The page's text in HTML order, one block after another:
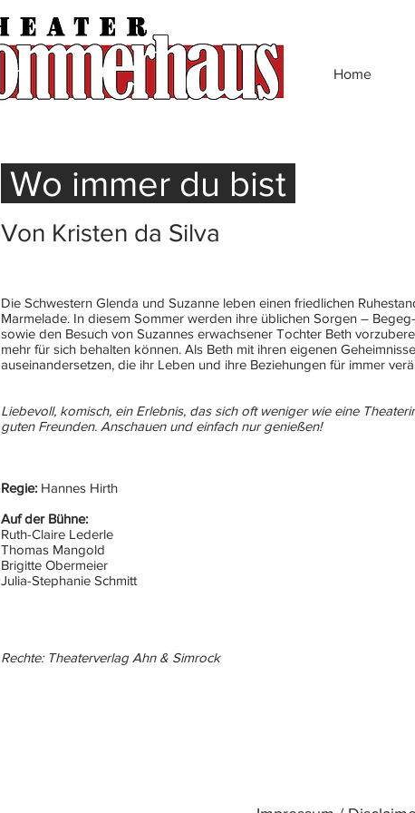
Home
Wo immer du bist
Von Kristen da Silva
Die Schwestern Glenda und Suzanne leben einen friedlichen
Marmelade. In diesem Sommer werden ihre üblichen Sorgen –
sowie den Besuch von Suzannes erwachsener Tochter Beth
mehr für sich behalten können. Als Beth mit ihren eigenen
auseinandersetzen, die ihr Leben und ihre Beziehungen für immer
Liebevoll, komisch, ein Erlebnis, das sich oft weniger wie eine
guten Freunden. Anschauen und einfach nur genießen!​
Regie: Hannes Hirth
Auf der Bühne:
Ruth-Claire Lederle
Thomas Mangold
Brigitte Obermeier
Julia-Stephanie Schmitt
Rechte: Theaterverlag Ahn & Simrock